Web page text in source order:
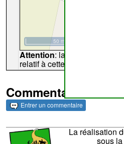
50 m
Attention: la carte peut ne
relatif à cette archive
Commentaires et
Entrer un commentaire
La réalisation
sous